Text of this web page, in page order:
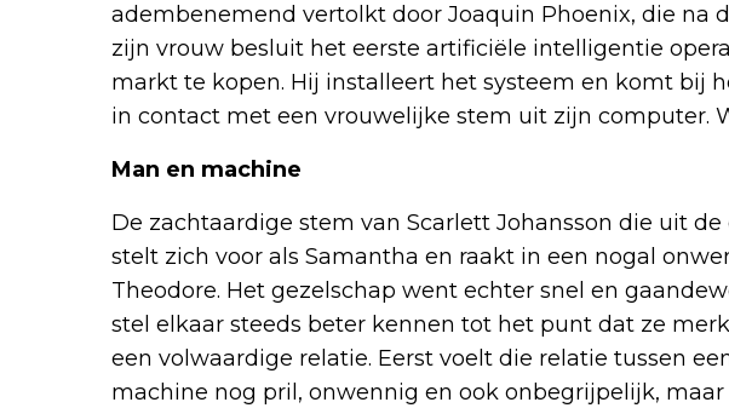
adembenemend vertolkt door Joaquin Phoenix, die na
zijn vrouw besluit het eerste artificiële intelligentie
markt te kopen. Hij installeert het systeem en komt bij
in contact met een vrouwelijke stem uit zijn computer.
Man en machine
De zachtaardige stem van Scarlett Johansson die uit
stelt zich voor als Samantha en raakt in een nogal
Theodore. Het gezelschap went echter snel en
stel elkaar steeds beter kennen tot het punt dat ze
een volwaardige relatie. Eerst voelt die relatie tussen
machine nog pril, onwennig en ook onbegrijpelijk, maar